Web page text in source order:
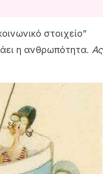
στοιχείο”
η ανθρωπότητα. Ας